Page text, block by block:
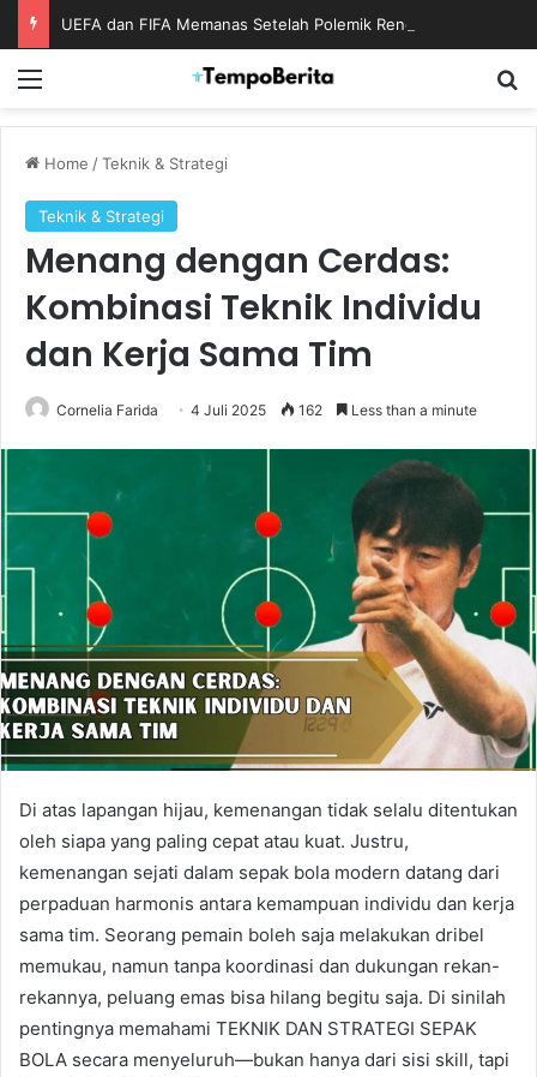
Home /Teknik & Strategi
Teknik & Strategi
Menang dengan Cerdas:
Kombinasi Teknik Individu
dan Kerja Sama Tim
Cornelia Farida 4 Juli 2025 162 Less than a minute
Di atas lapangan hijau, kemenangan tidak selalu ditentukan
oleh siapa yang paling cepat atau kuat. Justru,
kemenangan sejati dalam sepak bola modern datang dari
perpaduan harmonis antara kemampuan individu dan kerja
sama tim. Seorang pemain boleh saja melakukan dribel
memukau, namun tanpa koordinasi dan dukungan rekan-
rekannya, peluang emas bisa hilang begitu saja. Di sinilah
pentingnya memahami TEKNIK DAN STRATEGI SEPAK
BOLA secara menyeluruh—bukan hanya dari sisi skill, tapi